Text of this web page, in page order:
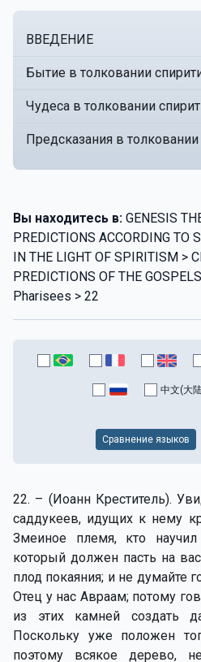
ВВЕДЕНИЕ
Бытие в толковании
Чудеса в толковании
Предсказания в
Вы находитесь в: GENESIS
PREDICTIONS ACCORDING TO
IN THE LIGHT OF SPIRITISM >
PREDICTIONS OF THE
Pharisees > 22
中文(大
Сравнение языков
22. – (Иоанн Креститель).
саддукеев, идущих к нему
Змеиное племя, кто
который должен пасть на
плод покаяния; и не думайте
Отец у нас Авраам; потому
из этих камней создать
Поскольку уже положен
поэтому всякое дерево,